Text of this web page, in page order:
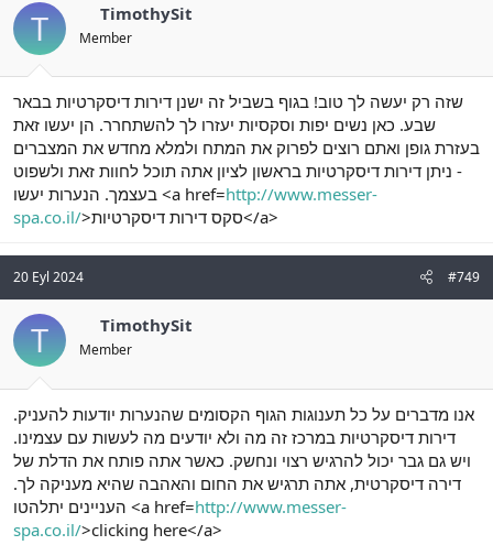
T TimothySit
Member
שזה רק יעשה לך טוב! בגוף בשביל זה ישנן דירות דיסקרטיות בבאר
שבע. כאן נשים יפות וסקסיות יעזרו לך להשתחרר. הן יעשו זאת
בעזרת גופן ואתם רוצים לפרוק את המתח ולמלא מחדש את המצברים
- ניתן דירות דיסקרטיות בראשון לציון אתה תוכל לחוות זאת ולשפוט
בעצמך. הנערות יעשו <a href=http://www.messer-
spa.co.il/
>סקס דירות דיסקרטיות</a>
20 Eyl 2024 #749
T TimothySit
Member
אנו מדברים על כל תענוגות הגוף הקסומים שהנערות יודעות להעניק.
דירות דיסקרטיות במרכז זה מה ולא יודעים מה לעשות עם עצמינו.
ויש גם גבר יכול להרגיש רצוי ונחשק. כאשר אתה פותח את הדלת של
דירה דיסקרטית, אתה תרגיש את החום והאהבה שהיא מעניקה לך.
העניינים יתלהטו <a href=http://www.messer-
spa.co.il/>clicking here</a>